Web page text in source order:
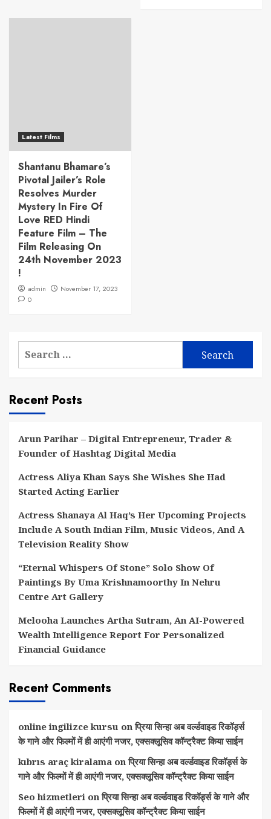
Latest Films
Shantanu Bhamare’s
Pivotal Jailer’s Role
Resolves Murder
Mystery In Fire Of
Love RED Hindi
Feature Film – The
Film Releasing On
24th November 2023
!
admin
November 17, 2023
0
Search
Recent Posts
Arun Parihar – Digital Entrepreneur, Trader &
Founder of Hashtag Digital Media
Actress Aliya Khan Says She Wishes She Had
Started Acting Earlier
Actress Shanaya Al Haq’s Her Upcoming Projects
Include A South Indian Film, Music Videos, And A
Television Reality Show
“Eternal Whispers Of Stone” Solo Show Of
Paintings By Uma Krishnamoorthy In Nehru
Centre Art Gallery
Melooha Launches Artha Sutram, An AI-Powered
Wealth Intelligence Report For Personalized
Financial Guidance
Recent Comments
online ingilizce kursu onप्रिया सिन्हा अब वर्ल्डवाइड रिकॉर्ड्स
के गाने और फिल्मों में ही आएंगी नजर, एक्सक्लूसिव कॉन्ट्रैक्ट किया साईन
kıbrıs araç kiralama onप्रिया सिन्हा अब वर्ल्डवाइड रिकॉर्ड्स के
गाने और फिल्मों में ही आएंगी नजर, एक्सक्लूसिव कॉन्ट्रैक्ट किया साईन
Seo hizmetleri onप्रिया सिन्हा अब वर्ल्डवाइड रिकॉर्ड्स के गाने और
फिल्मों में ही आएंगी नजर, एक्सक्लूसिव कॉन्ट्रैक्ट किया साईन